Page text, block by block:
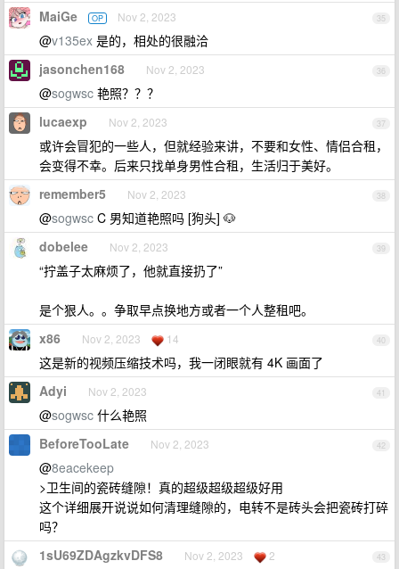
35
MaiGe OP Nov 2, 2023
@v135ex 是的，相处的很融洽
36
jasonchen168 Nov 2, 2023
@sogwsc 艳照？？？
37
lucaexp Nov 2, 2023
或许会冒犯的一些人，但就经验来讲，不要和女性、情侣合租，
会变得不幸。后来只找单身男性合租，生活归于美好。
38
remember5 Nov 2, 2023
@sogwsc C 男知道艳照吗 [狗头] 🐶
39
dobelee Nov 2, 2023
“拧盖子太麻烦了，他就直接扔了”
是个狠人。。争取早点换地方或者一个人整租吧。
40
x86 Nov 2, 2023 14
这是新的视频压缩技术吗，我一闭眼就有 4K 画面了
41
Adyi Nov 2, 2023
@sogwsc 什么艳照
42
BeforeTooLate Nov 2, 2023
@8eacekeep
>卫生间的瓷砖缝隙！真的超级超级超级好用
这个详细展开说说如何清理缝隙的，电转不是砖头会把瓷砖打碎
吗？
43
1sU69ZDAgzkvDFS8 Nov 2, 2023 2